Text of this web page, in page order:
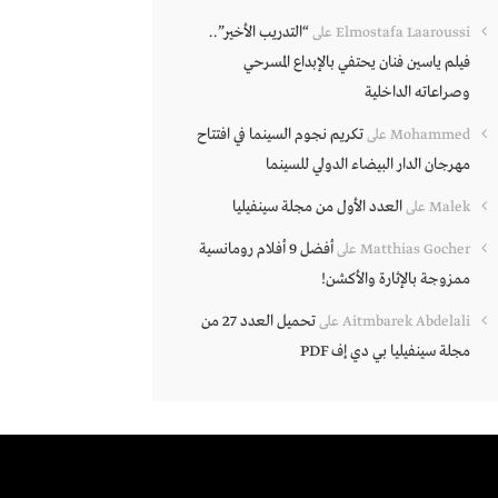
Elmostafa Laaroussi على“التدريب الأخير”..
فيلم ياسين فنان يحتفي بالإبداع المسرحي
وصراعاته الداخلية
Mohammed علىتكريم نجوم السينما في افتتاح
مهرجان الدار البيضاء الدولي للسينما
Malek علىالعدد الأول من مجلة سينفيليا
Matthias Gocher على
أفضل 9 أفلام رومانسية
ممزوجة بالإثارة والأكشن!
Aitmbarek Abdelali على
تحميل العدد 27 من
مجلة سينفيليا بي دي إف PDF